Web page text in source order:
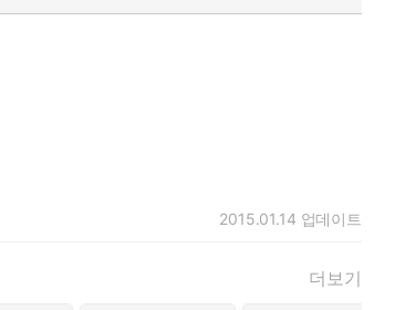
2015.01.14 업데이트
더보기